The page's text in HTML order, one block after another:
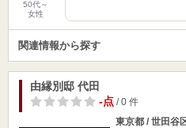
50代～
女性
関連情報から探す
由縁別邸 代田
-点/ 0 件
東京都 / 世田谷